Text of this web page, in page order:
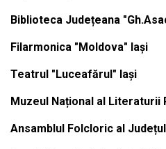
Biblioteca Județeana
Filarmonica "Moldova" Iași
Teatrul "Luceafărul" Iași
Muzeul Național al Literaturii
Ansamblul Folcloric al